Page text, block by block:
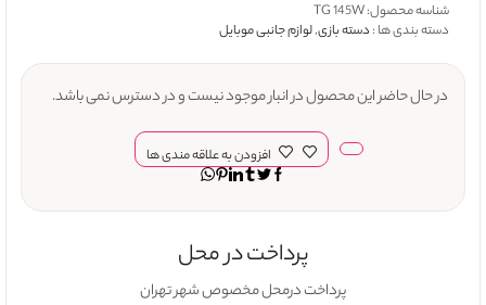
شناسه محصول:TG 145W
دسته بندی ها : دسته بازی,لوازم جانبی موبایل
در حال حاضر این محصول در انبار موجود نیست و در دسترس نمی باشد.
افزودن به علاقه مندی ها
پرداخت در محل
پرداخت درمحل مخصوص شهر تهران